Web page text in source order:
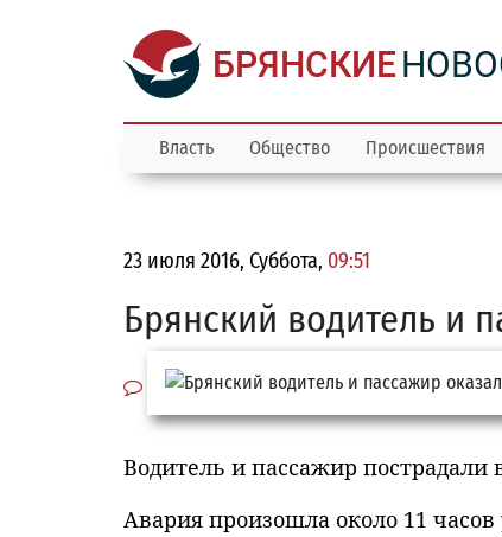
БРЯНСКИЕ
Власть Общество Происшествия
23 июля 2016, Суббота, 09:51
Брянский водитель и
Водитель и пассажир пострадали
Авария произошла около 11